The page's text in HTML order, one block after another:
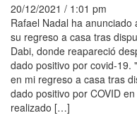
20/12/2021 / 1:01 pm
Rafael Nadal ha
su regreso a casa tras
Dabi, donde reapareció
dado positivo por covid-19.
en mi regreso a casa tras
dado positivo por COVID
realizado […]